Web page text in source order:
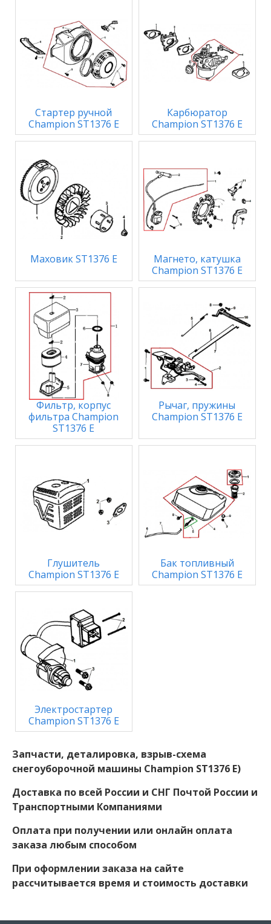
Стартер ручной
Champion ST1376 E
Карбюратор
Champion ST1376 E
Маховик ST1376 E
Магнето, катушка
Champion ST1376 E
Фильтр, корпус
фильтра Champion
ST1376 E
Рычаг, пружины
Champion ST1376 E
Глушитель
Champion ST1376 E
Бак топливный
Champion ST1376 E
Электростартер
Champion ST1376 E
Запчасти, деталировка, взрыв-схема
снегоуборочной машины Champion ST1376 E)
Доставка по всей России и СНГ Почтой России и
Транспортными Компаниями
Оплата при получении или онлайн оплата
заказа любым способом
При оформлении заказа на сайте
рассчитывается время и стоимость доставки